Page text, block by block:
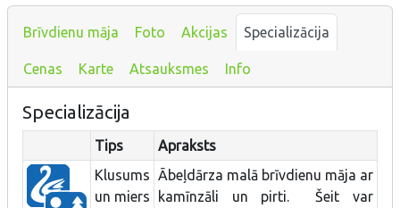
Brīvdienu māja Foto Akcijas Specializācija
Cenas Karte Atsauksmes Info
Specializācija
Tips
Apraksts
Klusums
un miers
Ābeļdārza malā brīvdienu māja ar
kamīnzāli un pirti. Šeit var